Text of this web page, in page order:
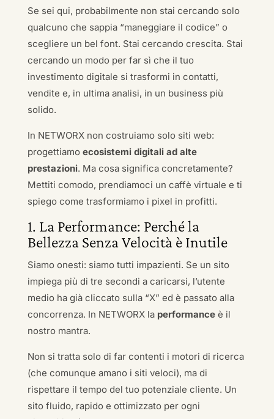
Se sei qui, probabilmente non stai cercando solo
qualcuno che sappia “maneggiare il codice” o
scegliere un bel font. Stai cercando crescita. Stai
cercando un modo per far sì che il tuo
investimento digitale si trasformi in contatti,
vendite e, in ultima analisi, in un business più
solido.
In NETWORX non costruiamo solo siti web:
progettiamo ecosistemi digitali ad alte
prestazioni. Ma cosa significa concretamente?
Mettiti comodo, prendiamoci un caffè virtuale e ti
spiego come trasformiamo i pixel in profitti.
1. La Performance: Perché la
Bellezza Senza Velocità è Inutile
Siamo onesti: siamo tutti impazienti. Se un sito
impiega più di tre secondi a caricarsi, l’utente
medio ha già cliccato sulla “X” ed è passato alla
concorrenza. In NETWORX la performanceè il
nostro mantra.
Non si tratta solo di far contenti i motori di ricerca
(che comunque amano i siti veloci), ma di
rispettare il tempo del tuo potenziale cliente. Un
sito fluido, rapido e ottimizzato per ogni